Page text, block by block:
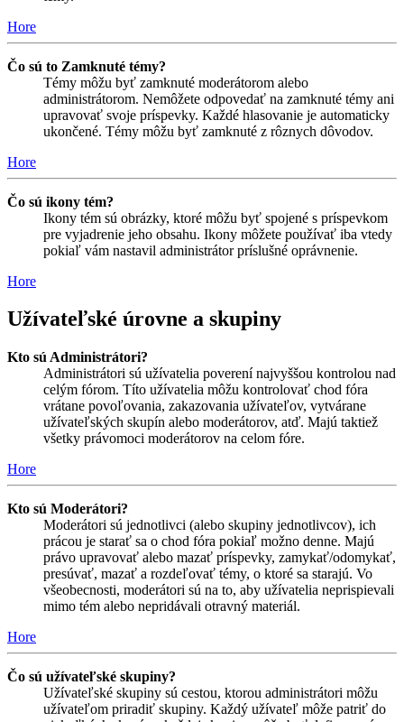
Hore
Čo sú to Zamknuté témy?
Témy môžu byť zamknuté moderátorom alebo
administrátorom. Nemôžete odpovedať na zamknuté témy ani
upravovať svoje príspevky. Každé hlasovanie je automaticky
ukončené. Témy môžu byť zamknuté z rôznych dôvodov.
Hore
Čo sú ikony tém?
Ikony tém sú obrázky, ktoré môžu byť spojené s príspevkom
pre vyjadrenie jeho obsahu. Ikony môžete používať iba vtedy
pokiaľ vám nastavil administrátor príslušné oprávnenie.
Hore
Užívateľské úrovne a skupiny
Kto sú Administrátori?
Administrátori sú užívatelia poverení najvyššou kontrolou nad
celým fórom. Títo užívatelia môžu kontrolovať chod fóra
vrátane povoľovania, zakazovania užívateľov, vytvárane
užívateľských skupín alebo moderátorov, atď. Majú taktiež
všetky právomoci moderátorov na celom fóre.
Hore
Kto sú Moderátori?
Moderátori sú jednotlivci (alebo skupiny jednotlivcov), ich
prácou je starať sa o chod fóra pokiaľ možno denne. Majú
právo upravovať alebo mazať príspevky, zamykať/odomykať,
presúvať, mazať a rozdeľovať témy, o ktoré sa starajú. Vo
všeobecnosti, moderátori sú na to, aby užívatelia neprispievali
mimo tém alebo nepridávali otravný materiál.
Hore
Čo sú užívateľské skupiny?
Užívateľské skupiny sú cestou, ktorou administrátori môžu
užívateľom priradiť skupiny. Každý užívateľ môže patriť do